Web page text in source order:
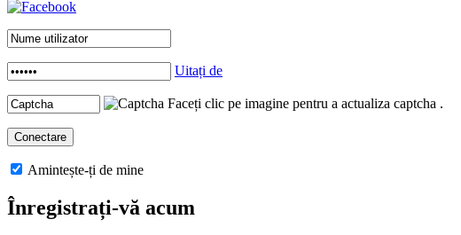
Uitați de
Faceți clic pe imagine pentru a actualiza captcha .
Amintește-ți de mine
Înregistrați-vă acum